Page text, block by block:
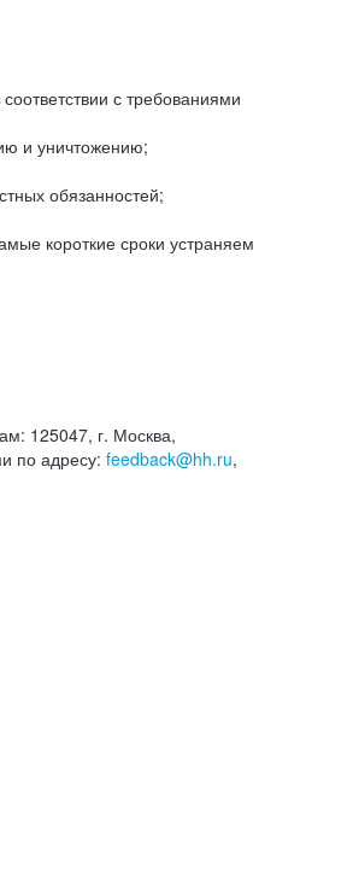
с требованиями
и уничтожению;
обязанностей;
короткие сроки устраняем
125047, г. Москва,
по адресу: feedback@hh.ru,